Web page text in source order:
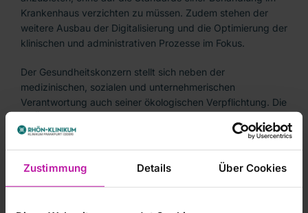
Zustimmung Details Über Cookies
Krankenhaus verzichten zu müssen. Zudem stehen der
weitere Ausbau der Digitalisierung und die Optimierung der
klinischen und administrativen Prozesse im Fokus.
Der Gesundheitskonzern stellt sich neben der
medizinischen, sozialen und unternehmerischen
Verantwortung auch seiner ökologischen Verpflichtung. Die
2040 CO2-treibhausgasneutral bei den Scope-1- und
Scope-2-Emissionen zu agieren. Um das zu erreichen,
investiert das Unternehmen an allen Standorten in
nachhaltige Technologien und optimiert kontinuierlich die